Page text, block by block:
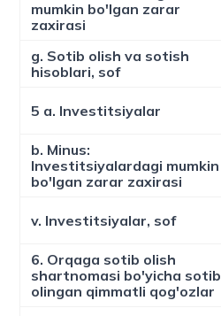
mumkin bo'lgan zarar
zaxirasi
g. Sotib olish va sotish
hisoblari, sof
5 a. Investitsiyalar
b. Minus:
Investitsiyalardagi mumkin
bo'lgan zarar zaxirasi
v. Investitsiyalar, sof
6. Orqaga sotib olish
shartnomasi bo'yicha sotib
olingan qimmatli qog'ozlar